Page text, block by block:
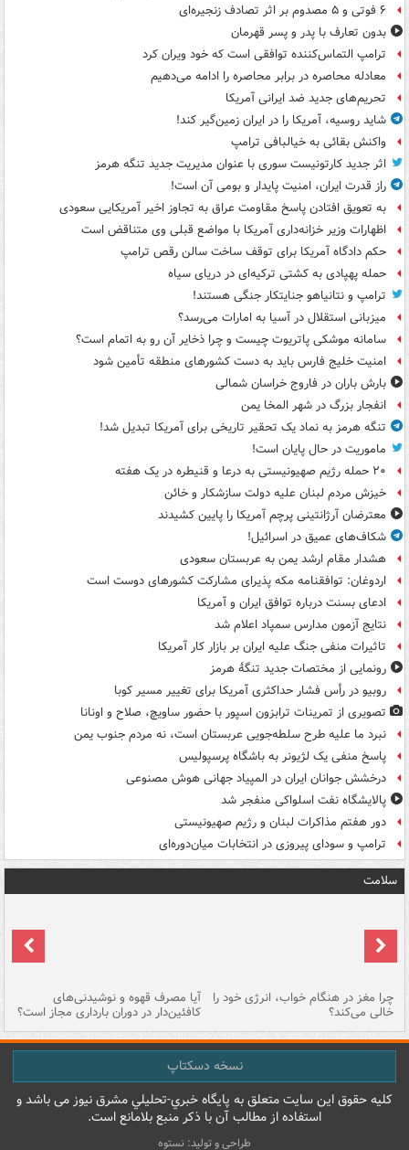
۶ فوتی و ۵ مصدوم بر اثر تصادف زنجیره‌ای
بدون تعارف با پدر و پسر قهرمان
ترامپ التماس‌کننده توافقی است که خود ویران کرد
معادله محاصره در برابر محاصره را ادامه می‌دهیم
تحریم‌های جدید ضد ایرانی آمریکا
شاید روسیه، آمریکا را در ایران زمین‌گیر کند!
واکنش بقائی به خیالبافی ترامپ
اثر جدید کارتونیست سوری با عنوان مدیریت جدید تنگه هرمز
راز قدرت ایران، امنیت پایدار و بومی آن است!
به تعویق افتادن پاسخ مقاومت عراق به تجاوز اخیر آمریکایی سعودی
اظهارات وزیر خزانه‌داری آمریکا با مواضع قبلی وی متناقض است
حکم دادگاه آمریکا برای توقف ساخت سالن رقص ترامپ
حمله پهپادی به کشتی ترکیه‌ای در دریای سیاه
ترامپ و نتانیاهو جنایتکار جنگی هستند!
میزبانی استقلال در آسیا به امارات می‌رسد؟
سامانه موشکی پاتریوت چیست و چرا ذخایر آن رو به اتمام است؟
امنیت خلیج فارس باید به دست کشورهای منطقه تأمین شود
بارش باران در فاروج خراسان شمالی
انفجار بزرگ در شهر المخا یمن
تنگه هرمز به نماد یک تحقیر تاریخی برای آمریکا تبدیل شد!
ماموریت در حال پایان است!
۲۰ حمله رژیم صهیونیستی به درعا و قنیطره در یک هفته
خیزش مردم لبنان علیه دولت سازشکار و خائن
معترضان آرژانتینی پرچم آمریکا را پایین کشیدند
شکاف‌های عمیق در اسرائیل!
هشدار مقام ارشد یمن به عربستان سعودی
اردوغان: توافقنامه مکه پذیرای مشارکت کشورهای دوست است
ادعای بسنت درباره توافق ایران و آمریکا
نتایج آزمون مدارس سمپاد اعلام شد
تاثیرات منفی جنگ علیه ایران بر بازار کار آمریکا
رونمایی از مختصات جدید تنگۀ هرمز
روبیو در رأس فشار حداکثری آمریکا برای تغییر مسیر کوبا
تصویری از تمرینات ترابزون اسپور با حضور ساویچ، صلاح و اونانا
نبرد ما علیه طرح سلطه‌جویی عربستان است، نه مردم جنوب یمن
پاسخ منفی یک لژیونر به باشگاه پرسپولیس
درخشش جوانان ایران در المپیاد جهانی هوش مصنوعی
پالایشگاه نفت اسلواکی منفجر شد
دور هفتم مذاکرات لبنان و رژیم صهیونیستی
ترامپ و سودای پیروزی در انتخابات میان‌دوره‌ای
سلامت
چرا مغز در هنگام خواب، انرژی خود را
خالی می‌کند؟
آیا مصرف قهوه و نوشیدنی‌های
کافئین‌دار در دوران بارداری مجاز است؟
نسخه دسکتاپ
کليه حقوق اين سايت متعلق به پایگاه خبري-تحليلي مشرق نيوز می باشد و
استفاده از مطالب آن با ذکر منبع بلامانع است.
طراحی و تولید: نستوه